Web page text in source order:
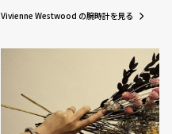
Vivienne Westwood の腕時計を見る